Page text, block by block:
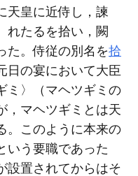
天皇に近侍し，諫
れたるを拾い，闕
た。侍従の別名を拾
日の宴において大臣
ミ〉（マヘツギミの
，マヘツギミとは天
。このように本来の
いう要職であった
設置されてからはそ